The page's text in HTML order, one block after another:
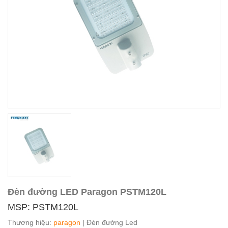
Đèn đường LED Paragon PSTM120L
MSP: PSTM120L
Thương hiệu: paragon | Đèn đường Led